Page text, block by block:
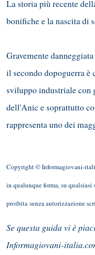
La storia più recente
bonifiche e la nascita di
Gravemente
il secondo dopoguerra è
sviluppo industriale con
dell'Anic e soprattutto
rappresenta uno dei
Copyright © Informagiovani-
in qualunque forma, su
proibita senza autorizzazione
Se questa guida vi è
Informagiovani-